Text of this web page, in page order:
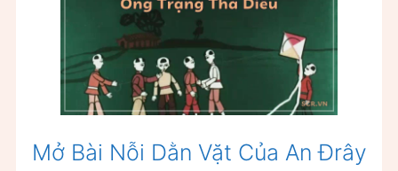
Mở Bài Nỗi Dằn Vặt Của An Đrây